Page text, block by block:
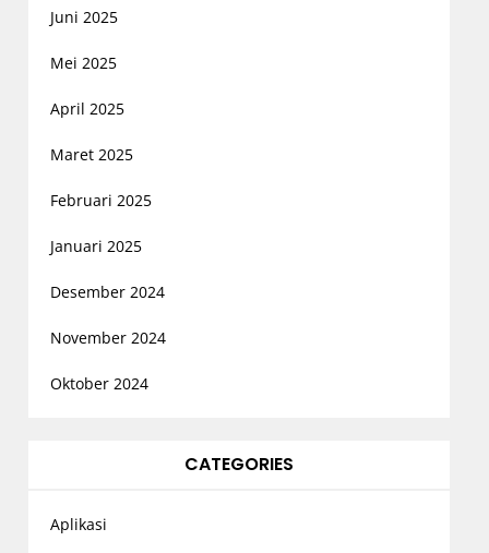
Juni 2025
Mei 2025
April 2025
Maret 2025
Februari 2025
Januari 2025
Desember 2024
November 2024
Oktober 2024
CATEGORIES
Aplikasi